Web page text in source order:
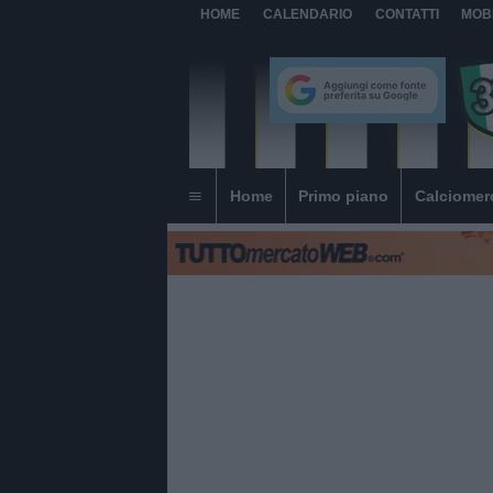
HOME CALENDARIO CONTATTI
Home Primo piano